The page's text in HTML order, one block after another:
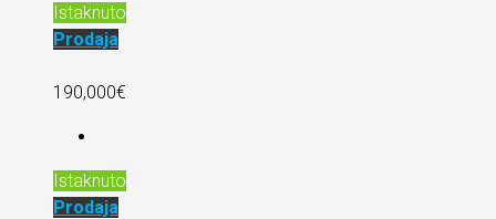
Istaknuto
Prodaja
190,000€
Istaknuto
Prodaja